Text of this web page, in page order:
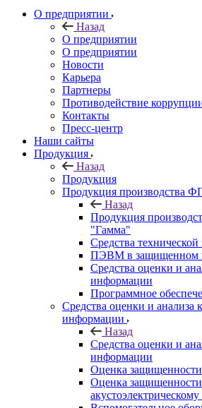
О предприятии
Назад
О предприятии
О предприятии
Новости
Карьера
Партнеры
Противодействие
Контакты
Пресс-центр
Наши сайты
Продукция
Назад
Продукция
Продукция
Назад
Продукция
"Гамма"
Средства
ПЭВМ в защищенном
Средства оценки и
информации
Программное
Средства оценки и анализа
информации
Назад
Средства оценки и
информации
Оценка
Оценка